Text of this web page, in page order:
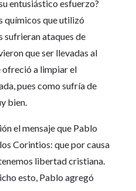
entusiástico esfuerzo?
químicos que utilizó
sufrieran ataques de
que ser llevadas al
ofreció a limpiar el
pues como sufría de
bien.
el mensaje que Pablo
Corintios: que por causa
libertad cristiana.
esto, Pablo agregó